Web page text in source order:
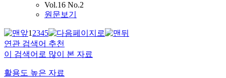
Vol.16 No.2
원문보기
12345
연관 검색어 추천
이 검색어로 많이 본 자료
활용도 높은 자료